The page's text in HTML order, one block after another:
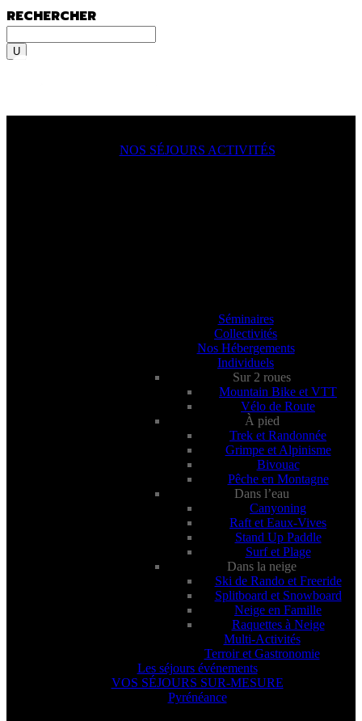
RECHERCHER
NOS SÉJOURS ACTIVITÉS
Séminaires
Collectivités
Nos Hébergements
Individuels
Sur 2 roues
Mountain Bike et VTT
Vélo de Route
À pied
Trek et Randonnée
Grimpe et Alpinisme
Bivouac
Pêche en Montagne
Dans l’eau
Canyoning
Raft et Eaux-Vives
Stand Up Paddle
Surf et Plage
Dans la neige
Ski de Rando et Freeride
Splitboard et Snowboard
Neige en Famille
Raquettes à Neige
Multi-Activités
Terroir et Gastronomie
Les séjours événements
VOS SÉJOURS SUR-MESURE
Pyrénéance